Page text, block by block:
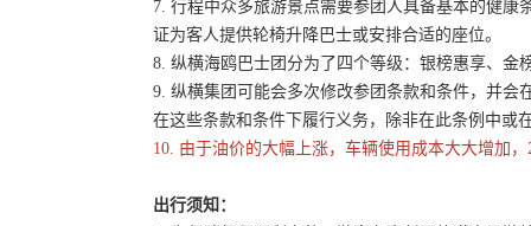
7. 行程中众多旅游景点需要参团人具备基本的健
证为客人提供轮椅升降巴士或安排合适的座位。
8. 纵横海鸥巴士团分为了四个等级：银榜惠享、金
9. 纵横集团可能会多次修改参团条款和条件，并
在这些条款和条件下履行义务，除非在此条例中或
10. 由于油价的大幅上涨，车辆使用成本大大增加
出行须知：